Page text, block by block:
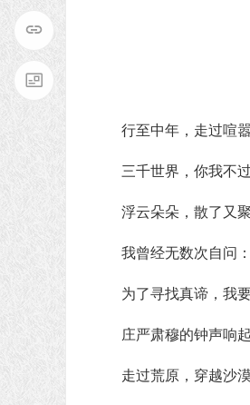
行至中年，走过喧
三千世界，你我不
浮云朵朵，散了又
我曾经无数次自问
为了寻找真谛，我
庄严肃穆的钟声响
走过荒原，穿越沙